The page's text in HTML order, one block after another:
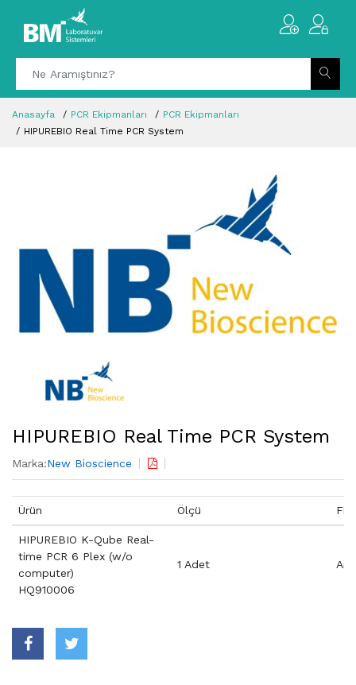
Anasayfa PCR Ekipmanları
PCR Ekipmanları
HIPUREBIO Real Time PCR System
HIPUREBIO Real Time PCR System
Marka:New Bioscience
Ürün Ölçü
HIPUREBIO K-Qube Real-
time PCR 6 Plex (w/o
computer)
HQ910006
1 Adet